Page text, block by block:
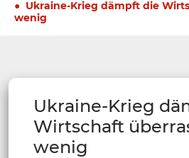
Ukraine-Krieg dämpft die
wenig
Ukraine-Krieg
Wirtschaft
wenig